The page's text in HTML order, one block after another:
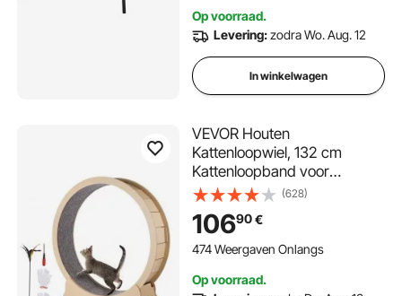
Op voorraad.
Levering:zodra Wo. Aug. 12
In winkelwagen
VEVOR Houten
Kattenloopwiel, 132 cm
Kattenloopband voor
Huiskatten, Kattenloopwiel
met Verwijderbaar Tapijt en
Kattenstok voor Looptraining,
Sportspeelgoed voor de
(628)
10690€
474 Weergaven Onlangs
Op voorraad.